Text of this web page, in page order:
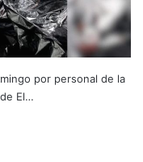
por personal de la
El…